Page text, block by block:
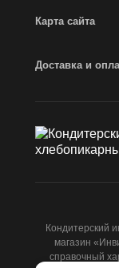
Карта сайта
Доставка и
Кондитерский
магазин
справочный